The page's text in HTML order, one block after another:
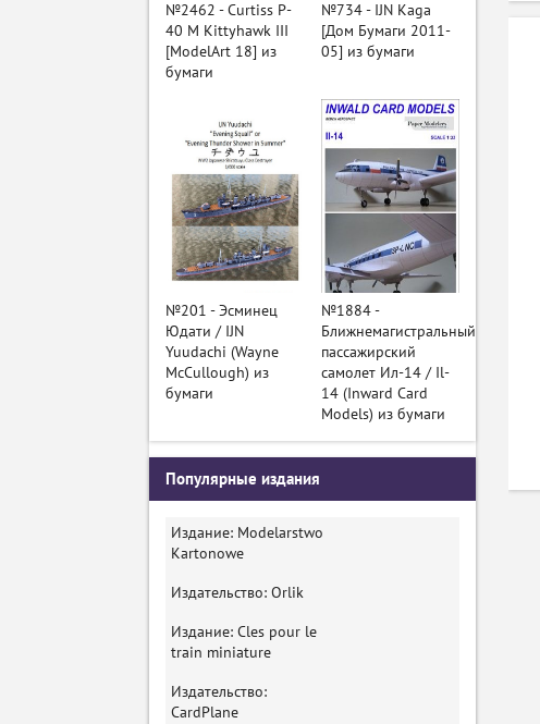
№2462 - Curtiss P-
40 M Kittyhawk III
[ModelArt 18] из
бумаги
№734 - IJN Kaga
[Дом Бумаги 2011-
05] из бумаги
№201 - Эсминец
Юдати / IJN
Yuudachi (Wayne
McCullough) из
бумаги
№1884 -
Ближнемагистральный
пассажирский
самолет Ил-14 / Il-
14 (Inward Card
Models) из бумаги
Популярные издания
Издание: Modelarstwo
Kartonowe
Издательство: Orlik
Издание: Cles pour le
train miniature
Издательство:
CardPlane